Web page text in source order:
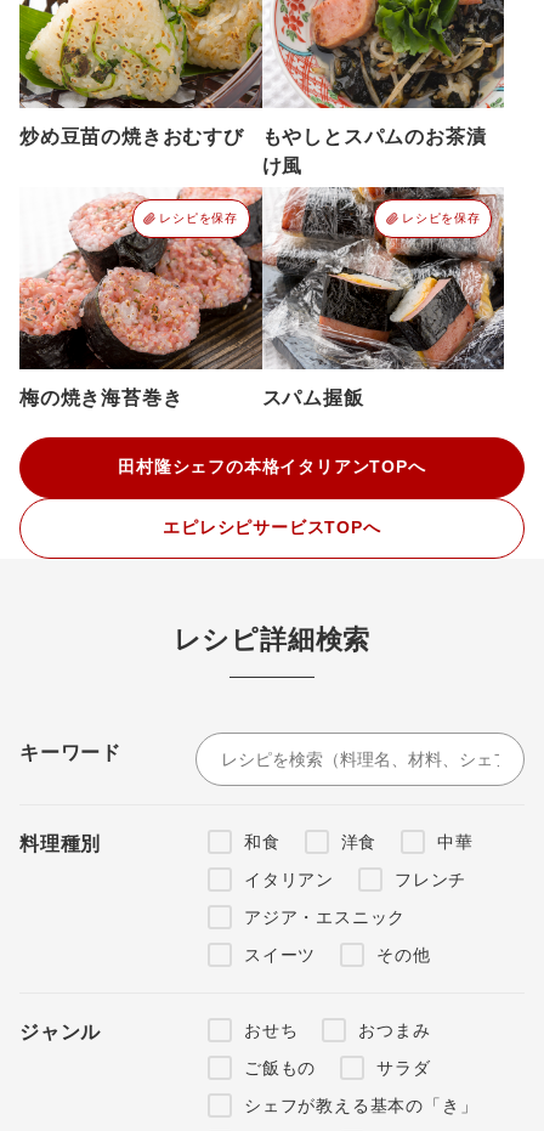
炒め豆苗の焼きおむすび
もやしとスパムのお茶漬
け風
レシピを保存
梅の焼き海苔巻き
レシピを保存
スパム握飯
田村隆シェフの本格イタリアンTOPへ
エピレシピサービスTOPへ
レシピ詳細検索
キーワード
料理種別 和食 洋食
中華
イタリアン
フレンチ
アジア・エスニック
スイーツ
その他
ジャンル おせち
おつまみ
ご飯もの
サラダ
シェフが教える基本の「き」